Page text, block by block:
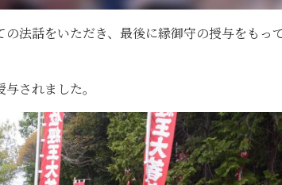
法話をいただき、最後に縁御守の授与をもっ
されました。